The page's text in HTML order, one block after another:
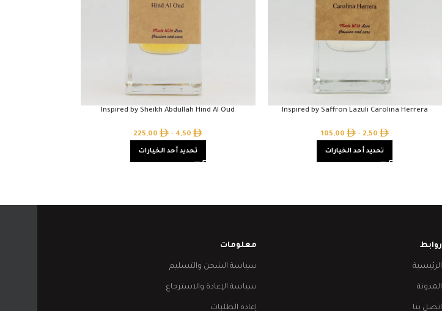
Inspired by Saffron Lazuli Carolina Herrera
2,50
–
105,00
تحديد أحد الخيارات
Inspired by Sheikh Abdullah Hind Al Oud
4,50
–
225,00
تحديد أحد الخيارات
روابط
الرئيسية
المدونة
اتصل بنا
معلومات
سياسة الشحن والتسليم
سياسة الإعادة والاسترجاع
إعادة الطلبات